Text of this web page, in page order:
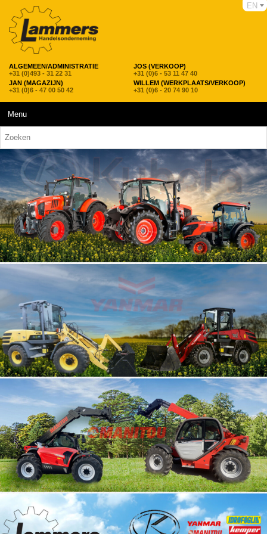
ALGEMEEN/ADMINISTRATIE
+31 (0)493 - 31 22 31
JOS (VERKOOP)
+31 (0)6 - 53 11 47 40
JAN (MAGAZIJN)
+31 (0)6 - 47 00 50 42
WILLEM (WERKPLAATS/VERKOOP)
+31 (0)6 - 20 74 90 10
EN
Menu